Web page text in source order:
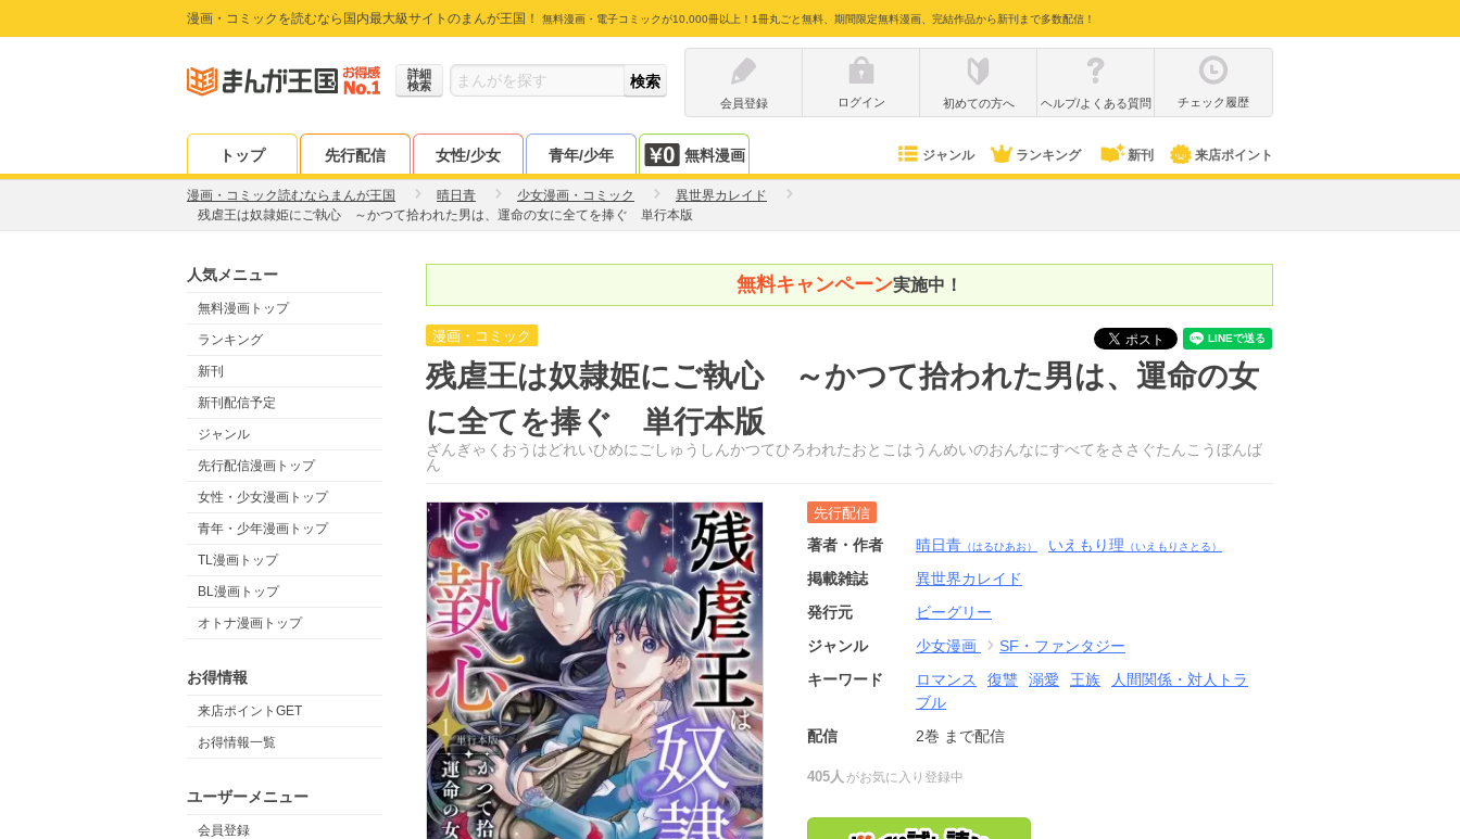
漫画・コミックを読むなら国内最大級サイトのまんが王国！ 無料漫画・電子コミックが10,000冊以上！1冊丸ごと無料、期間限定無料漫画、完結作品から新刊まで多数配信！
詳細
検索
会員登録
ログイン 初めての方へ ヘルプ/よくある質問 チェック履歴
トップ 先行配信 女性/少女 青年/少年 無料漫画 ジャンル ランキング 新刊 来店ポイント
漫画・コミック読むならまんが王国 晴日青 少女漫画・コミック
異世界カレイド
残虐王は奴隷姫にご執心 ～かつて拾われた男は、運命の女に全てを捧ぐ 単行本版
人気メニュー
無料漫画トップ
ランキング
新刊
新刊配信予定
ジャンル
先行配信漫画トップ
女性・少女漫画トップ
青年・少年漫画トップ
TL漫画トップ
BL漫画トップ
オトナ漫画トップ
お得情報
来店ポイントGET
お得情報一覧
ユーザーメニュー
会員登録
無料キャンペーン実施中！
漫画・コミック
残虐王は奴隷姫にご執心 ～かつて拾われた男は、運命の女
に全てを捧ぐ 単行本版
ざんぎゃくおうはどれいひめにごしゅうしんかつてひろわれたおとこはうんめいのおんなにすべてをささぐたんこうぼんば
ん
先行配信
著者・作者 晴日青 （はるひあお） いえもり理 （いえもりさとる）
掲載雑誌
異世界カレイド
発行元
ビーグリー
ジャンル
少女漫画
SF・ファンタジー
キーワード
ロマンス 復讐 溺愛 王族
人間関係・対人トラ
ブル
配信
2巻 まで配信
405人 がお気に入り登録中